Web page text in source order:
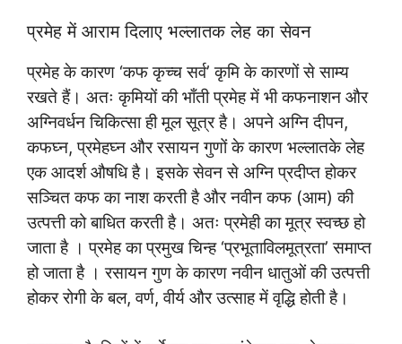
प्रमेह में आराम दिलाए भल्लातक लेह का सेवन
प्रमेह के कारण ‘कफ कृच्च सर्व’ कृमि के कारणों से साम्य
रखते हैं। अतः कृमियों की भाँती प्रमेह में भी कफनाशन और
अग्निवर्धन चिकित्सा ही मूल सूत्र है। अपने अग्नि दीपन,
कफघ्न, प्रमेहघ्न और रसायन गुणों के कारण भल्लातके लेह
एक आदर्श औषधि है। इसके सेवन से अग्नि प्रदीप्त होकर
सञ्चित कफ का नाश करती है और नवीन कफ (आम) की
उत्पत्ती को बाधित करती है। अतः प्रमेही का मूत्र स्वच्छ हो
जाता है । प्रमेह का प्रमुख चिन्ह ‘प्रभूताविलमूत्रता’ समाप्त
हो जाता है । रसायन गुण के कारण नवीन धातुओं की उत्पत्ती
होकर रोगी के बल, वर्ण, वीर्य और उत्साह में वृद्धि होती है।